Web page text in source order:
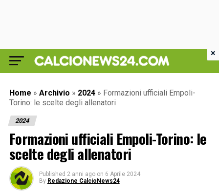
Home » Archivio » 2024 » Formazioni ufficiali Empoli-
Torino: le scelte degli allenatori
2024
Formazioni ufficiali Empoli-Torino: le
scelte degli allenatori
Published 2 anni ago on 6 Aprile 2024
By Redazione CalcioNews24
×